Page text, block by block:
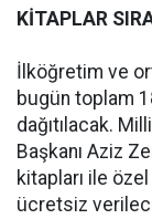
KİTAPLAR
İlköğretim ve
bugün toplam
dağıtılacak.
Başkanı Aziz
kitapları ile özel
ücretsiz